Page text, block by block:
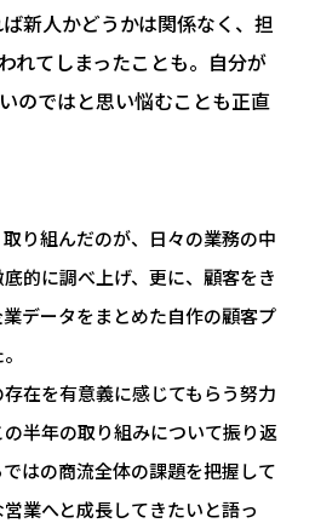
新人かどうかは関係なく、担
れてしまったことも。自分が
のではと思い悩むことも正直
り組んだのが、日々の業務の中
的に調べ上げ、更に、顧客をき
データをまとめた自作の顧客プ
存在を有意義に感じてもらう努力
半年の取り組みについて振り返
はの商流全体の課題を把握して
業へと成長してきたいと語っ